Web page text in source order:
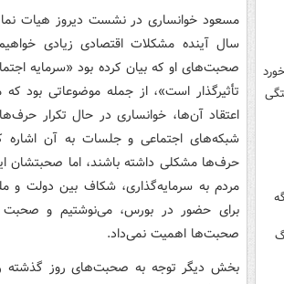
مسعود خوانساری در نشست دیروز هیات
سال آینده مشکلات اقتصادی زیادی
صحبت‌های او که بیان کرده بود «سرمایه
تأثیرگذار است»، از جمله موضوعاتی بود که
اعتقاد آن‌ها، خوانساری در حال تکرار
شبکه‌های اجتماعی و جلسات به آن اشاره
حرف‌ها مشکلی داشته باشند، اما صحبتشان
مردم به سرمایه‌گذاری، شکاف بین دولت و
برای حضور در بورس، می‌نوشتیم و صحبت
صحبت‌ها اهمیت نمی‌داد.
بخش دیگر توجه به صحبت‌های روز گذشته